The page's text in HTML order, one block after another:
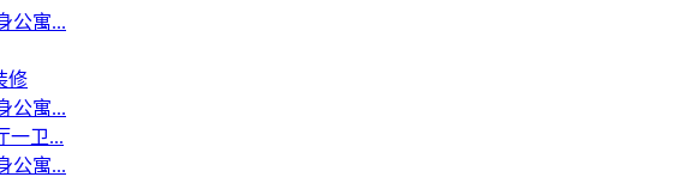
公寓...
修
公寓...
一卫...
公寓...